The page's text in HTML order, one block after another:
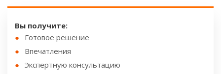
Вы получите:
Готовое решение
Впечатления
Экспертную консультацию